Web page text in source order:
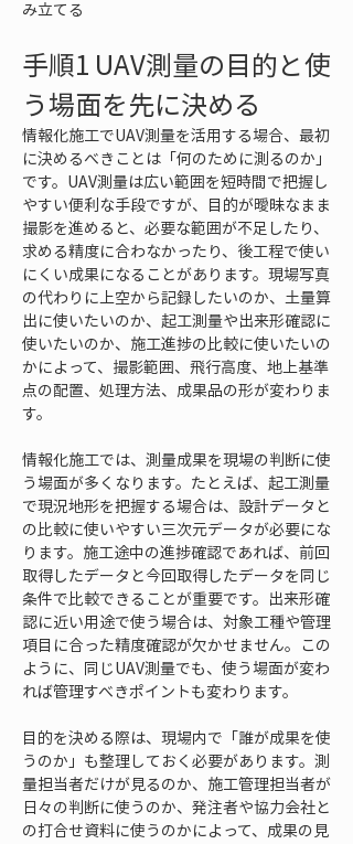
み立てる
手順1 UAV測量の目的と使
う場面を先に決める
情報化施工でUAV測量を活用する場合、最初
に決めるべきことは「何のために測るのか」
です。UAV測量は広い範囲を短時間で把握し
やすい便利な手段ですが、目的が曖昧なまま
撮影を進めると、必要な範囲が不足したり、
求める精度に合わなかったり、後工程で使い
にくい成果になることがあります。現場写真
の代わりに上空から記録したいのか、土量算
出に使いたいのか、起工測量や出来形確認に
使いたいのか、施工進捗の比較に使いたいの
かによって、撮影範囲、飛行高度、地上基準
点の配置、処理方法、成果品の形が変わりま
す。
情報化施工では、測量成果を現場の判断に使
う場面が多くなります。たとえば、起工測量
で現況地形を把握する場合は、設計データと
の比較に使いやすい三次元データが必要にな
ります。施工途中の進捗確認であれば、前回
取得したデータと今回取得したデータを同じ
条件で比較できることが重要です。出来形確
認に近い用途で使う場合は、対象工種や管理
項目に合った精度確認が欠かせません。この
ように、同じUAV測量でも、使う場面が変わ
れば管理すべきポイントも変わります。
目的を決める際は、現場内で「誰が成果を使
うのか」も整理しておく必要があります。測
量担当者だけが見るのか、施工管理担当者が
日々の判断に使うのか、発注者や協力会社と
の打合せ資料に使うのかによって、成果の見